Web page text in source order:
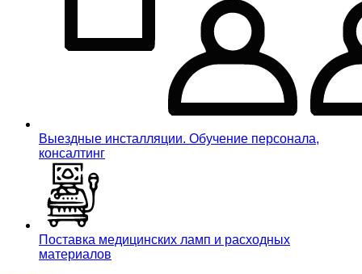
Выездные инсталляции. Обучение персонала,
консалтинг
Поставка медицинских ламп и расходных
материалов